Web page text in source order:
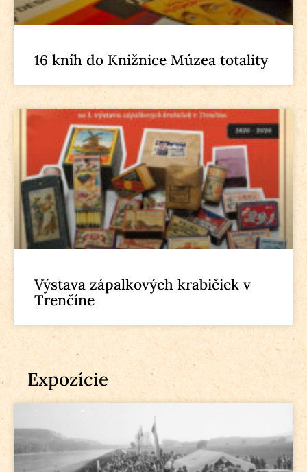
16 kníh do Knižnice Múzea totality
Výstava zápalkových krabičiek v
Trenčíne
Expozície